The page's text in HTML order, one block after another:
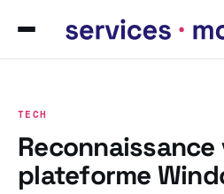
TECH
plateforme